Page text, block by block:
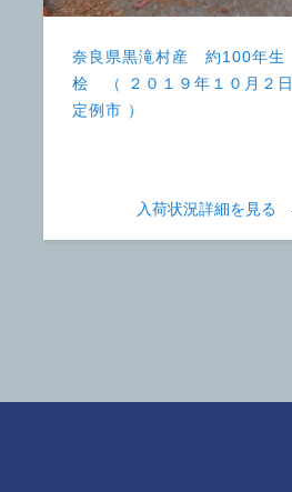
奈良県黒滝村産 約100年生
桧 （ ２０１９年１０月２日
定例市 ）
入荷状況詳細を見る